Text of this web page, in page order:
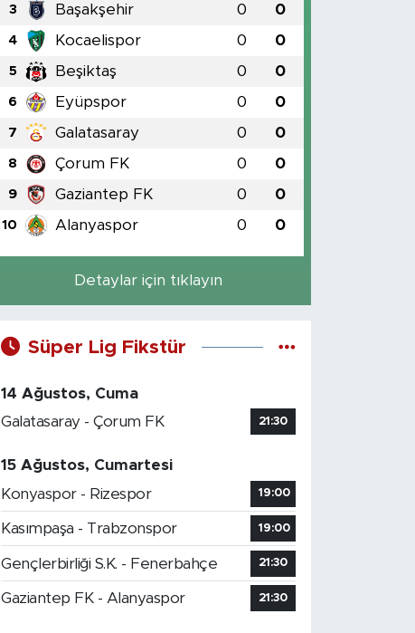
3 Başakşehir 0 0
4 Kocaelispor 0 0
5 Beşiktaş 0 0
6 Eyüpspor 0 0
7 Galatasaray 0 0
8 Çorum FK 0 0
9 Gaziantep FK 0 0
10 Alanyaspor 0 0
Detaylar için tıklayın
Süper Lig Fikstür
14 Ağustos, Cuma
Galatasaray - Çorum FK
21:30
15 Ağustos, Cumartesi
Konyaspor - Rizespor
19:00
Kasımpaşa - Trabzonspor 19:00
Gençlerbirliği S.K. - Fenerbahçe 21:30
Gaziantep FK - Alanyaspor 21:30